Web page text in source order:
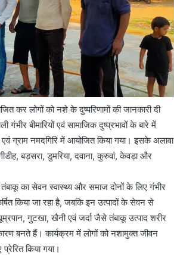
कर लोगों को नशे के दुष्परिणामों की जानकारी दी
गंभीर बीमारियों एवं सामाजिक दुष्प्रभावों के बारे में
ग्राम नमदगिरि में आयोजित किया गया। इसके अलावा
बड़सरा, डुमरिया, दवाना, कुरुवां, केवड़ा और
तंबाकू का सेवन स्वास्थ्य और समाज दोनों के लिए गंभीर
किया जा रहा है, जबकि इन उत्पादों के सेवन से
गुटखा, खैनी एवं जर्दा जैसे तंबाकू उत्पाद शरीर
बनते हैं। कार्यक्रम में लोगों को नशामुक्त जीवन
किया गया।